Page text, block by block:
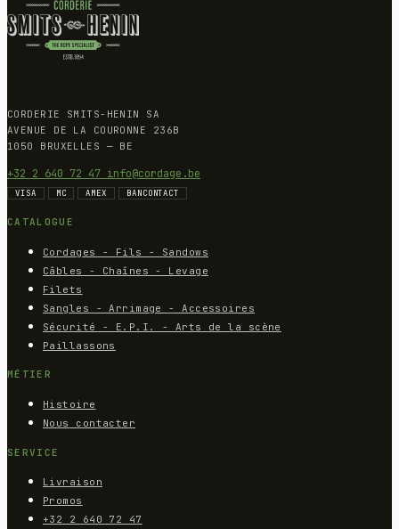
CORDERIE SMITS-HENIN SA
AVENUE DE LA COURONNE 236B
1050 BRUXELLES — BE
+32 2 640 72 47 info@cordage.be
VISA MC AMEX BANCONTACT
CATALOGUE
Cordages - Fils - Sandows
Câbles - Chaînes - Levage
Filets
Sangles - Arrimage - Accessoires
Sécurité - E.P.I. - Arts de la scène
Paillassons
MÉTIER
Histoire
Nous contacter
SERVICE
Livraison
Promos
+32 2 640 72 47